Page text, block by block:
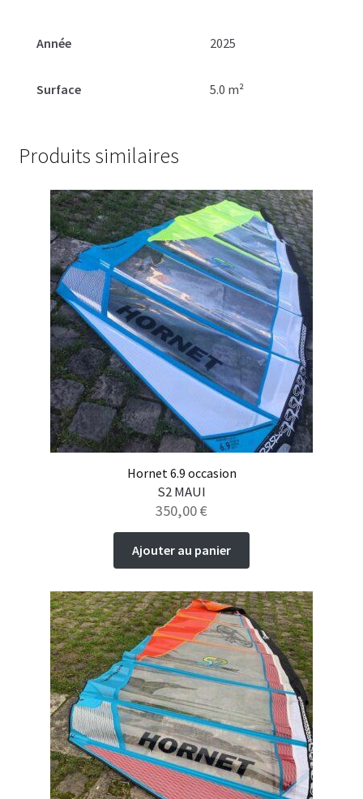
Année 2025
Surface 5.0 m²
Produits similaires
Hornet 6.9 occasion
S2 MAUI
350,00€
Ajouter au panier